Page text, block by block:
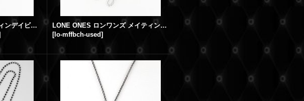
JUSTIN DAVIS ジャスティンデイビス タイニー オニキス ブレスレット ネックレス チェーン ONYX /221223
LONE ONES ロンワンズ メイティングフライトフック ボールチェーン ネックレス 49cm
[lo-mffbch-used]